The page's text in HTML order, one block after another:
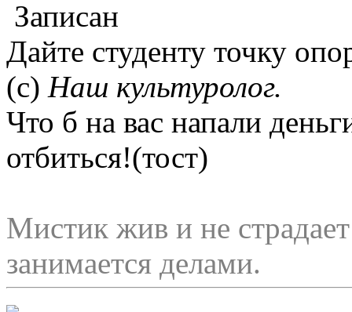
Записан
Дайте студенту точку
(с) Наш культуролог.
Что б на вас напали
отбиться!(тост)
Мистик жив и не
занимается делами.